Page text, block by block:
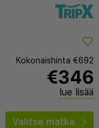
Kokonaishinta €692
€346
lue lisää
Valitse matka